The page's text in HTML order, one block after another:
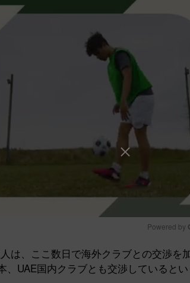
Mute
Powered by
は、ここ数日で海外クラブとの交渉を
UAE国内クラブとも交渉していると